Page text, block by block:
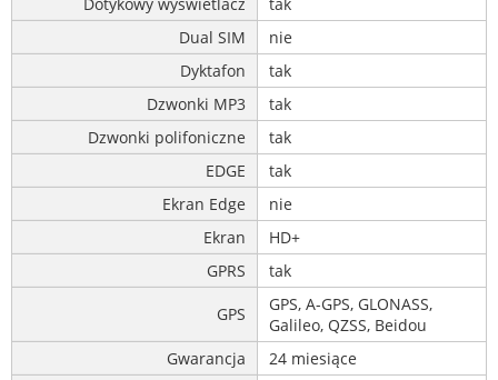
Dual SIM
nie
Dyktafon
tak
Dzwonki MP3
tak
Dzwonki polifoniczne
tak
EDGE
tak
Ekran Edge
nie
Ekran
HD+
GPRS
tak
GPS
GPS, A-GPS, GLONASS,
Galileo, QZSS, Beidou
Gwarancja
24 miesiące